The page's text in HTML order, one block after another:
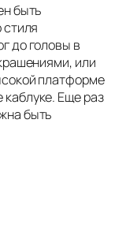
быть
до головы в
или
платформе
Еще раз
быть